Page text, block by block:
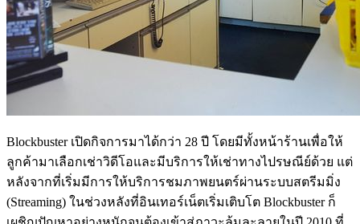
Blockbuster เปิดกิจการมาได้กว่า 28 ปี โดยมีทั้งหน้าร้านเพื่อให้
ลูกค้ามาเลือกเช่าวิดีโอและมีบริการให้เช่าทางไปรษณีย์ด้วย แต่
หลังจากที่เริ่มมีการให้บริการชมภาพยนตร์ผ่านระบบสตรีมมิ่ง
(Streaming) ในช่วงหลังที่อินเทอร์เน็ตเริ่มเติบโต Blockbuster ก็